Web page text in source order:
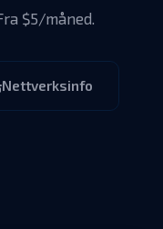
$5/måned.
Nettverksinfo